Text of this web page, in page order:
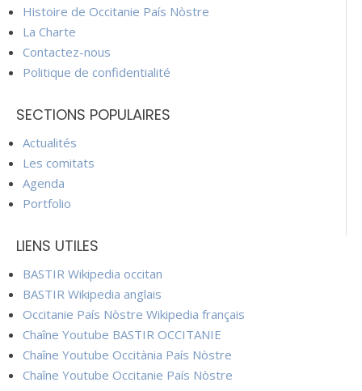
Histoire de Occitanie País Nòstre
La Charte
Contactez-nous
Politique de confidentialité
SECTIONS POPULAIRES
Actualités
Les comitats
Agenda
Portfolio
LIENS UTILES
BASTIR Wikipedia occitan
BASTIR Wikipedia anglais
Occitanie País Nòstre Wikipedia français
Chaîne Youtube BASTIR OCCITANIE
Chaîne Youtube Occitània País Nòstre
Chaîne Youtube Occitanie País Nòstre